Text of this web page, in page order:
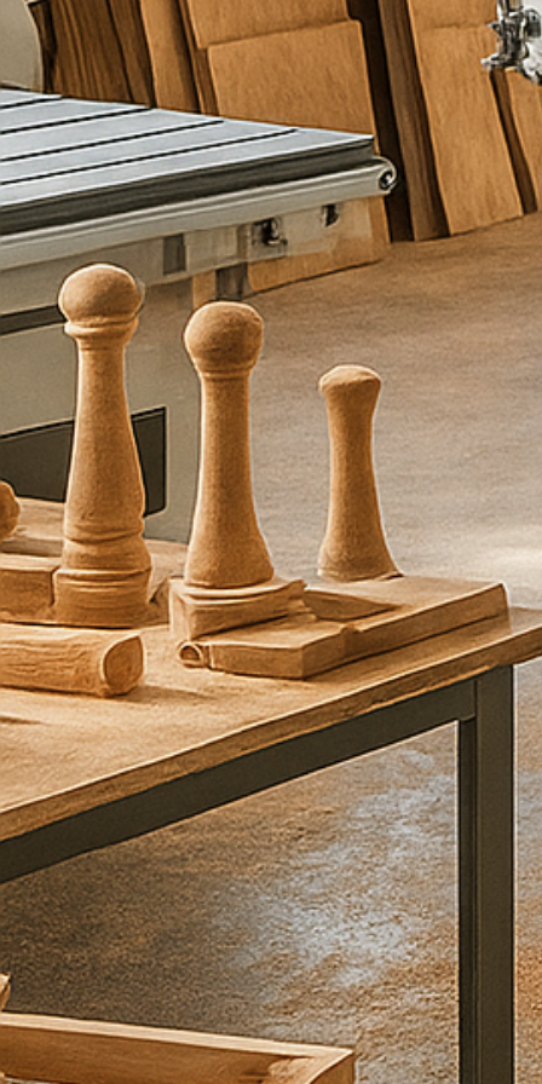
כ
ם
מ
ל
א
ו
פ
ר
ט
י
ם
ו
א
נ
ו
נ
ח
ז
ו
ר
ע
ל
י
כ
ם
ב
ה
ק
ד
ם